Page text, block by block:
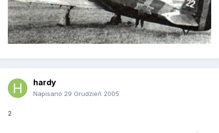
hardy
Napisano 29 Grudzień 2005
2